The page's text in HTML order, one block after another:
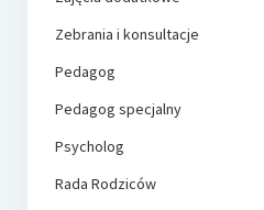
Zebrania i konsultacje
Pedagog
Pedagog specjalny
Psycholog
Rada Rodziców